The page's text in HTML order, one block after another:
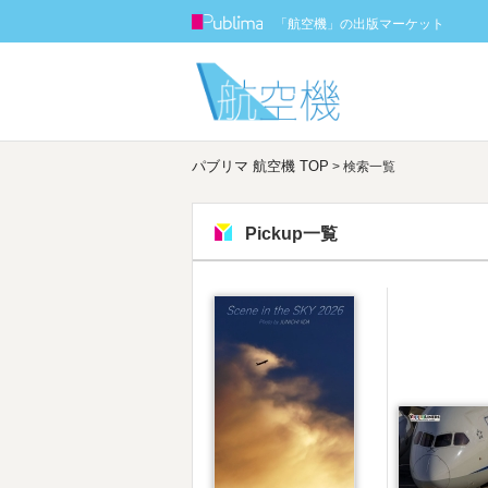
Publima
「航空機」の出版マーケット
パブリマ 航空機 TOP > 検索一覧
Pickup一覧